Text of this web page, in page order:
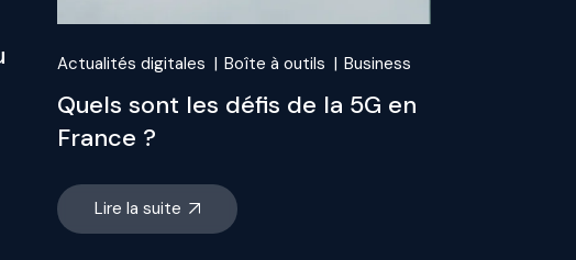
Actualités digitales Boîte à outils Business
Quels sont les défis de la 5G en
France ?
Lire la suite